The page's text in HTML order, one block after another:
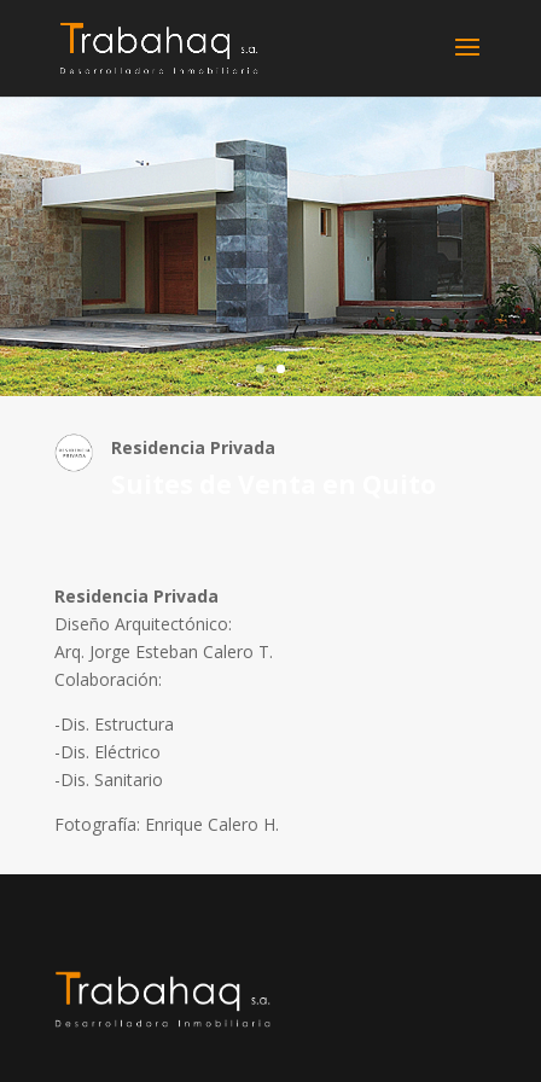
Residencia Privada
Residencia Privada
Diseño Arquitectónico:
Arq. Jorge Esteban Calero T.
Colaboración:
-Dis. Estructura
-Dis. Eléctrico
-Dis. Sanitario
Fotografía: Enrique Calero H.